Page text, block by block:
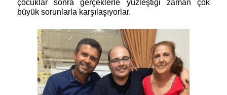
çocuklar sonra gerçeklerle yüzleştiği zaman çok
büyük sorunlarla karşılaşıyorlar.